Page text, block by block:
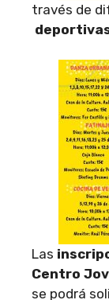
través de
Las
Centro
se podrá